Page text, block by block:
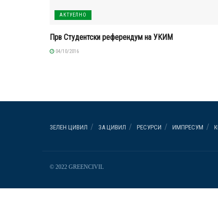
АКТУЕЛНО
Прв Студентски референдум на УКИМ
04/10/2016
ЗЕЛЕН ЦИВИЛ ЗА ЦИВИЛ РЕСУРСИ ИМПРЕСУМ
© 2022 GREENCIVIL